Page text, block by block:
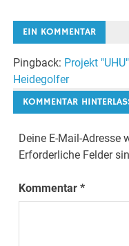
EIN KOMMENTAR
Pingback: Projekt
Heidegolfer
KOMMENTAR
Deine E-Mail-
Erforderliche Felder
Kommentar*